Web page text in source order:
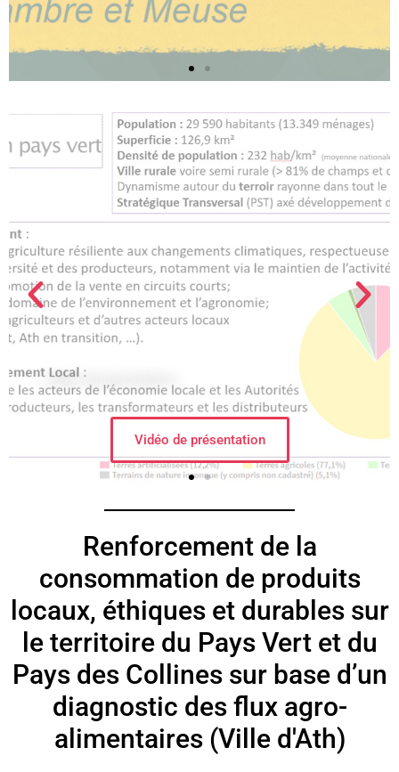
Renforcement de la
consommation de produits
locaux, éthiques et durables sur
le territoire du Pays Vert et du
Pays des Collines sur base d’un
diagnostic des flux agro-
alimentaires (Ville d'Ath)